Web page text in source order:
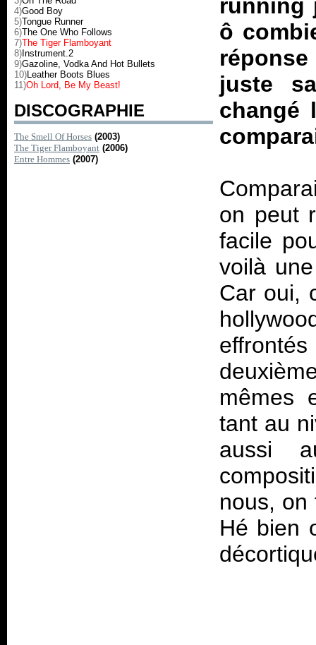
4)Good Boy
5)Tongue Runner
6)The One Who Follows
7)The Tiger Flamboyant
8) Instrument.2
9)Gazoline, Vodka And Hot Bullets
10)Leather Boots Blues
11)Oh Lord, Be My Beast!
DISCOGRAPHIE
The Smell Of Horses (2003)
The Tiger Flamboyant (2006)
Entre Hommes (2007)
running
ô
juste
changé
on peut
facile
voilà
Car oui,
mêmes
tant au
aussi
nous, on
Hé bien